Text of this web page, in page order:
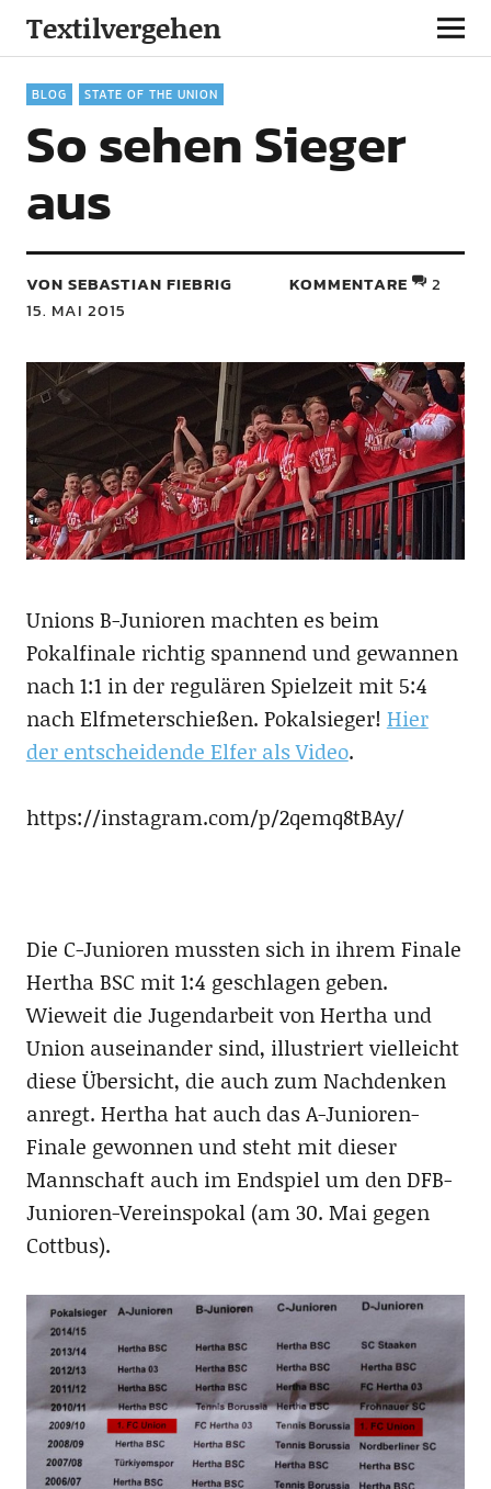
Textilvergehen
BLOG STATE OF THE UNION
So sehen Sieger
aus
VON SEBASTIAN FIEBRIG
15. MAI 2015
KOMMENTARE 2
Unions B-Junioren machten es beim
Pokalfinale richtig spannend und gewannen
nach 1:1 in der regulären Spielzeit mit 5:4
nach Elfmeterschießen. Pokalsieger! Hier
der entscheidende Elfer als Video.
https://instagram.com/p/2qemq8tBAy/
Die C-Junioren mussten sich in ihrem Finale
Hertha BSC mit 1:4 geschlagen geben.
Wieweit die Jugendarbeit von Hertha und
Union auseinander sind, illustriert vielleicht
diese Übersicht, die auch zum Nachdenken
anregt. Hertha hat auch das A-Junioren-
Finale gewonnen und steht mit dieser
Mannschaft auch im Endspiel um den DFB-
Junioren-Vereinspokal (am 30. Mai gegen
Cottbus).